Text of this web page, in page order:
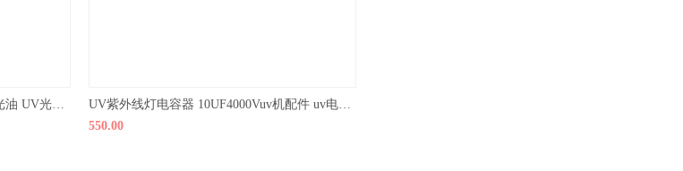
高光哑光UV光油 游戏玩具专用UV光油 UV光油厂家直销
UV紫外线灯电容器 10UF4000Vuv机配件 uv电容器
550.00